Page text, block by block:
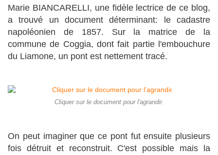
Marie BIANCARELLI, une fidèle lectrice de ce blog,
a trouvé un document déterminant: le cadastre
napoléonien de 1857. Sur la matrice de la
commune de Coggia, dont fait partie l'embouchure
du Liamone, un pont est nettement tracé.
Cliquer sur le document pour l'agrandir.
On peut imaginer que ce pont fut ensuite plusieurs
fois détruit et reconstruit. C'est possible mais la